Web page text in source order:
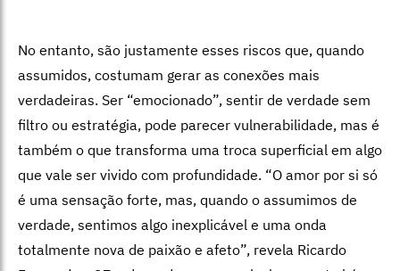
No entanto, são justamente esses riscos que, quando
assumidos, costumam gerar as conexões mais
verdadeiras. Ser “emocionado”, sentir de verdade sem
filtro ou estratégia, pode parecer vulnerabilidade, mas é
também o que transforma uma troca superficial em algo
que vale ser vivido com profundidade. “O amor por si só
é uma sensação forte, mas, quando o assumimos de
verdade, sentimos algo inexplicável e uma onda
totalmente nova de paixão e afeto”, revela Ricardo